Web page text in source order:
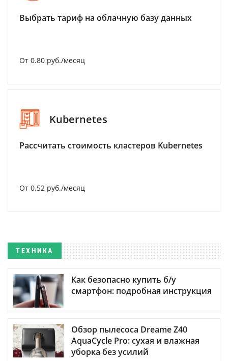
Выбрать тариф на облачную базу данных
От 0.80 руб./месяц
Kubernetes
Рассчитать стоимость кластеров Kubernetes
От 0.52 руб./месяц
ТЕХНИКА
Как безопасно купить б/у
смартфон: подробная инструкция
Обзор пылесоса Dreame Z40
AquaCycle Pro: сухая и влажная
уборка без усилий